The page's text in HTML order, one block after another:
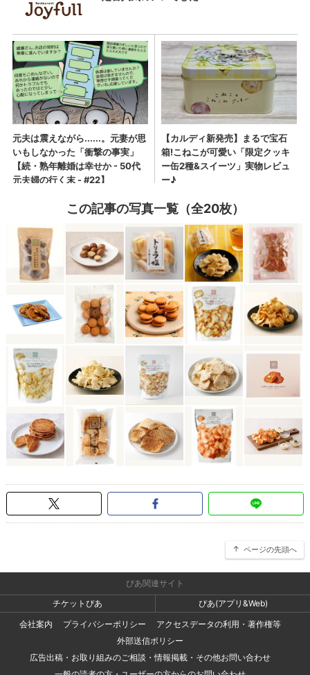
この記事の写真一覧（全20枚）
ページの先頭へ
ぴあ関連サイト
チケットぴあ
ぴあ(アプリ&Web)
会社案内
プライバシーポリシー
アクセスデータの利用・著作権等
外部送信ポリシー
広告出稿・お取り組みのご相談・情報掲載・その他お問い合わせ